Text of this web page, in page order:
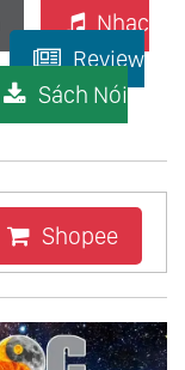
Nhạc
Review
Sách Nói
Shopee